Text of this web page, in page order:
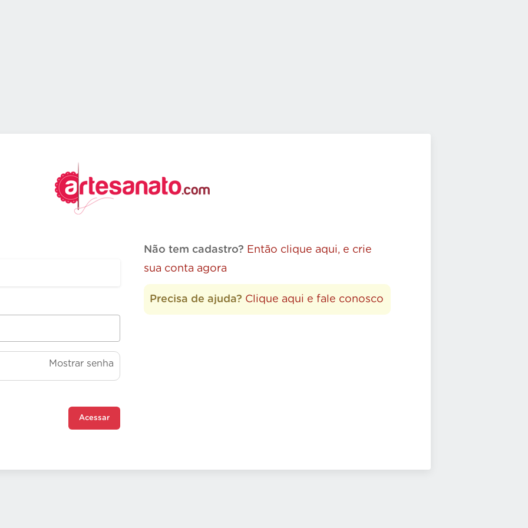
Mostrar senha
Acessar
Não tem cadastro? Então clique aqui, e crie
sua conta agora
Precisa de ajuda? Clique aqui e fale conosco